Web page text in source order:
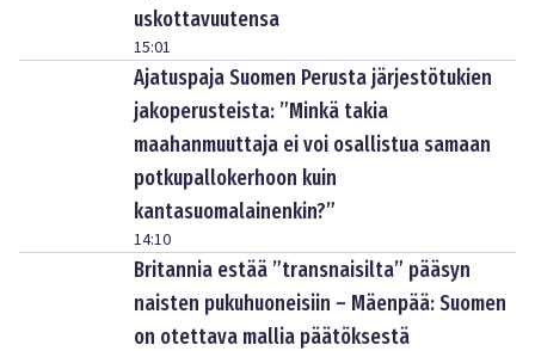
uskottavuutensa
15:01
Ajatuspaja Suomen Perusta järjestötukien
jakoperusteista: ”Minkä takia
maahanmuuttaja ei voi osallistua samaan
potkupallokerhoon kuin
kantasuomalainenkin?”
14:10
Britannia estää ”transnaisilta” pääsyn
naisten pukuhuoneisiin – Mäenpää: Suomen
on otettava mallia päätöksestä